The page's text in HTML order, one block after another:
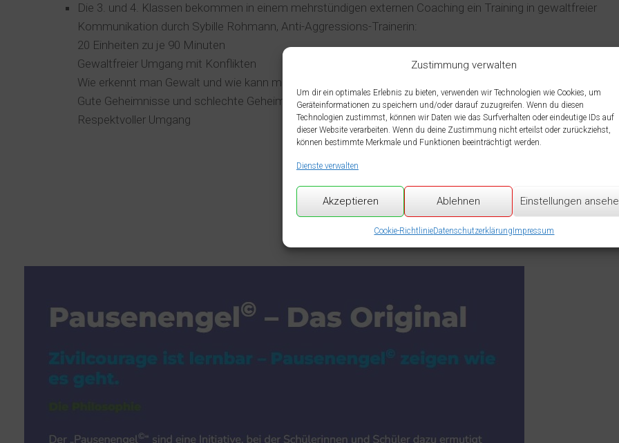
Zustimmung verwalten
Um dir ein optimales Erlebnis zu bieten, verwenden wir Technologien wie Cookies, um
Geräteinformationen zu speichern und/oder darauf zuzugreifen. Wenn du diesen
Technologien zustimmst, können wir Daten wie das Surfverhalten oder eindeutige IDs auf
dieser Website verarbeiten. Wenn du deine Zustimmung nicht erteilst oder zurückziehst,
können bestimmte Merkmale und Funktionen beeinträchtigt werden.
Dienste verwalten
Akzeptieren Ablehnen Einstellungen
Cookie-RichtlinieDatenschutzerklärungImpressum
Die 3. und 4. Klassen bekommen in einem mehrstündigen externen Coaching ein Training in gewaltfreier
Kommunikation durch Sybille Rohmann, Anti-Aggressions-Trainerin:
20 Einheiten zu je 90 Minuten
Gewaltfreier Umgang mit Konflikten
Wie erkennt man Gewalt und wie kann man ihr gewaltfrei entgehen?
Gute Geheimnisse und schlechte Geheimnisse (petzen vs. melden)
Respektvoller Umgang